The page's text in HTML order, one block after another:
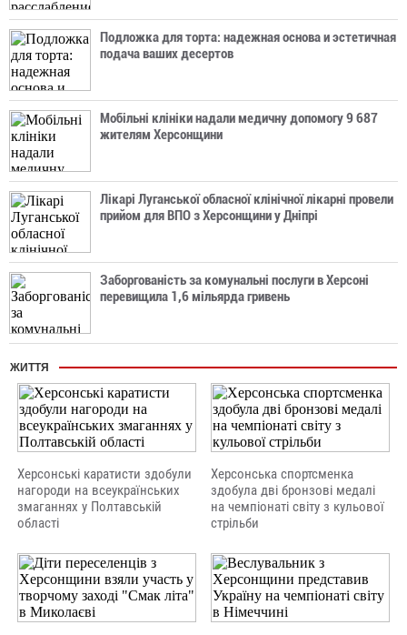
Подложка для торта: надежная основа и эстетичная
подача ваших десертов
Мобільні клініки надали медичну допомогу 9 687
жителям Херсонщини
Лікарі Луганської обласної клінічної лікарні провели
прийом для ВПО з Херсонщини у Дніпрі
Заборгованість за комунальні послуги в Херсоні
перевищила 1,6 мільярда гривень
ЖИТТЯ
Херсонські каратисти здобули
нагороди на всеукраїнських
змаганнях у Полтавській
області
Херсонська спортсменка
здобула дві бронзові медалі
на чемпіонаті світу з кульової
стрільби